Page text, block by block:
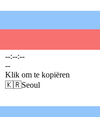
--:--:--
--
Klik om te kopiëren
🇰🇷Seoul